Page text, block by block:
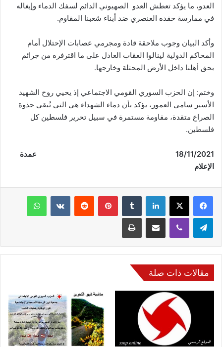
العدو، ما يؤكد تعطش العدو الصهيوني الدائم لسفك الدماء وإيغاله
في ممارسة حقده العنصري ضد أبناء شعبنا المقاوم.
وأكد البيان وجوب ملاحقة قادة ومجرمي عصابات الإحتلال أمام
المحاكم الدولية لينالوا العقاب العادل على ما اقترفره من جرائم
بحق أهلنا داخل الأرض المحتلة وخارجها.
وختم: إن الحزب السوري القومي الاجتماعي إذ يحيي روح الشهيد
الأسير سامي العمور، يؤكد بأن دماء الشهداء هي التي تُبقي جذوة
الصراع متقدة، مقاومة مستمرة في سبيل تحرير فلسطين كل
فلسطين.
18/11/2021
عمدة
الإعلام
فيسبوك لينكدإن بينتيريست
مقالات ذات صلة